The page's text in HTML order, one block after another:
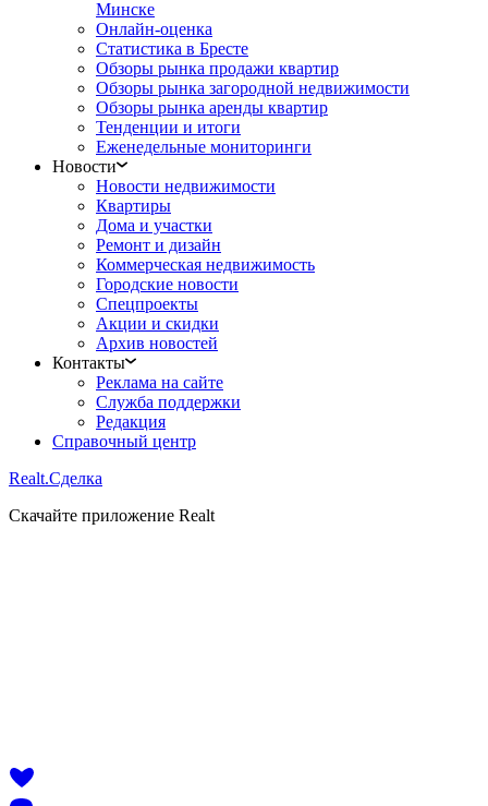
Минске
Онлайн-оценка
Статистика в Бресте
Обзоры рынка продажи квартир
Обзоры рынка загородной недвижимости
Обзоры рынка аренды квартир
Тенденции и итоги
Еженедельные мониторинги
Новости
Новости недвижимости
Квартиры
Дома и участки
Ремонт и дизайн
Коммерческая недвижимость
Городские новости
Спецпроекты
Акции и скидки
Архив новостей
Контакты
Реклама на сайте
Служба поддержки
Редакция
Справочный центр
Realt.Сделка
Скачайте приложение Realt